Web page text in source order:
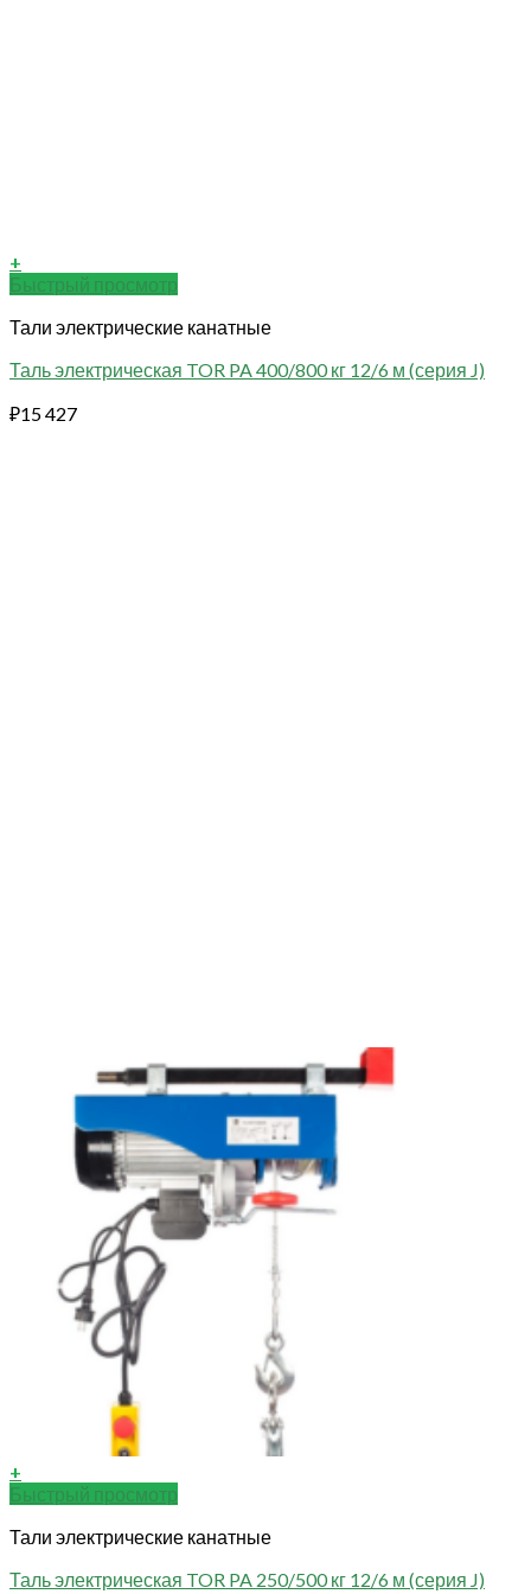
+
Быстрый просмотр
Тали электрические канатные
Таль электрическая TOR PA 400/800 кг 12/6 м (серия J)
₽15 427
+
Быстрый просмотр
Тали электрические канатные
Таль электрическая TOR PA 250/500 кг 12/6 м (серия J)